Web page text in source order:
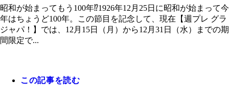
昭和が始まってもう100年⁉1926年12月25日に昭和が始まって今
年はちょうど100年。この節目を記念して、現在【週プレ グラ
ジャパ！】では、12月15日（月）から12月31日（水）までの期
間限定で...
この記事を読む